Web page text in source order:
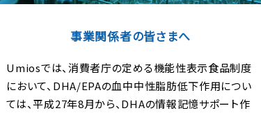
事業関係者の皆さまへ
Umiosでは、消費者庁の定める機能性表示食品制度
において、DHA/EPAの血中中性脂肪低下作用につい
ては、平成27年8月から、DHAの情報記憶サポート作